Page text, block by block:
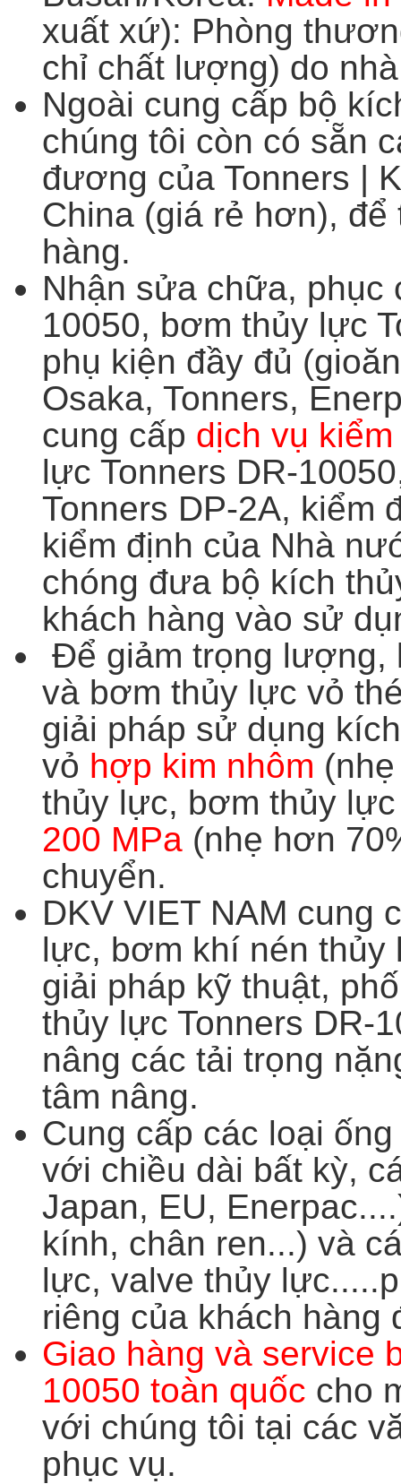
xuất xứ): Phòng
chỉ chất lượng) do
Ngoài cung cấp bộ
chúng tôi còn có sẵn
đương của Tonners |
China (giá rẻ hơn),
hàng.
Nhận sửa chữa, phục
10050, bơm thủy lực
phụ kiện đầy đủ
Osaka, Tonners,
cung cấp dịch vụ
lực Tonners DR-
Tonners DP-2A, kiểm
kiểm định của Nhà
chóng đưa bộ kích
khách hàng vào sử
Để giảm trọng
và bơm thủy lực vỏ
giải pháp sử dụng
vỏ hợp kim nhôm
thủy lực, bơm thủy
200 MPa (nhẹ hơn
chuyển.
DKV VIET NAM cung
lực, bơm khí nén
giải pháp kỹ thuật,
thủy lực Tonners DR-
nâng các tải trọng
tâm nâng.
Cung cấp các loại
với chiều dài bất kỳ,
Japan, EU,
kính, chân ren...) và
lực, valve thủy
riêng của khách hàng
Giao hàng và service
10050 toàn quốc cho
với chúng tôi tại các
phục vụ.